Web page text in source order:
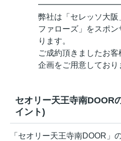
弊社は「セレッソ大
ファローズ」をスポ
ります。
ご成約頂きましたお
企画をご用意しており
セオリー天王寺南DOOR
イント)
「セオリー天王寺南DOOR」